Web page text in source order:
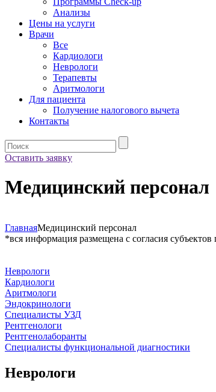
Анализы
Цены на услуги
Врачи
Все
Кардиологи
Неврологи
Терапевты
Аритмологи
Для пациента
Получение налогового вычета
Контакты
Оставить заявку
Медицинский персонал
ГлавнаяМедицинский персонал
*вся информация размещена с согласия
Неврологи
Кардиологи
Аритмологи
Эндокринологи
Специалисты УЗД
Рентгенологи
Рентгенолаборанты
Специалисты функциональной диагностики
Неврологи